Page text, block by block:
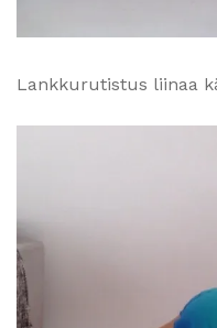
Lankkurutistus liinaa